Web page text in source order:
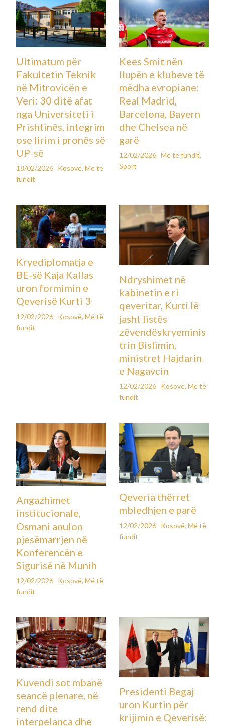
Ultimatum për
Fakultetin Teknik
në Mitrovicën e
Veri: 30 ditë afat
nga Universiteti i
Prishtinës, integrim
ose lirim i pronës së
UP-së
18/02/2026 Kosovë,Më të
fundit
Kees Smit nën
llupën e klubeve të
mëdha evropiane:
Real Madrid,
Barcelona, Bayern
dhe Chelsea në
garë
12/02/2026 Më të fundit,
Sport
Kryediplomatja e
BE-së Kaja Kallas
uron formimin e
Qeverisë Kurti 3
12/02/2026 Kosovë,Më të
fundit
Ndryshimet në
kabinetin e ri
qeveritar, Kurti lë
jasht listës
zëvendëskryeminis
trin Bislimin,
ministret Hajdarin
e Nagavcin
12/02/2026 Kosovë, Më të
fundit
Angazhimet
institucionale,
Osmani anulon
pjesëmarrjen në
Konferencën e
Sigurisë në Munih
12/02/2026 Kosovë,Më të
fundit
Qeveria thërret
mbledhjen e parë
12/02/2026 Kosovë, Më të
fundit
Kuvendi sot mbanë
seancë plenare, në
rend dite
interpelanca dhe
Presidenti Begaj
uron Kurtin për
krijimin e Qeverisë: